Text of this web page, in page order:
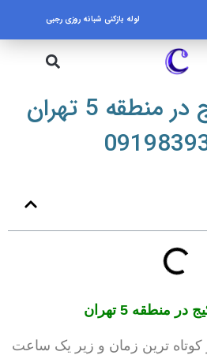
لوله بازکنی شبانه روزی رجبی
سرویس پکیج در منطقه 5 تهران
منطقه 5 تهران
کوتاه ترین زمان و زیر یک ساعت